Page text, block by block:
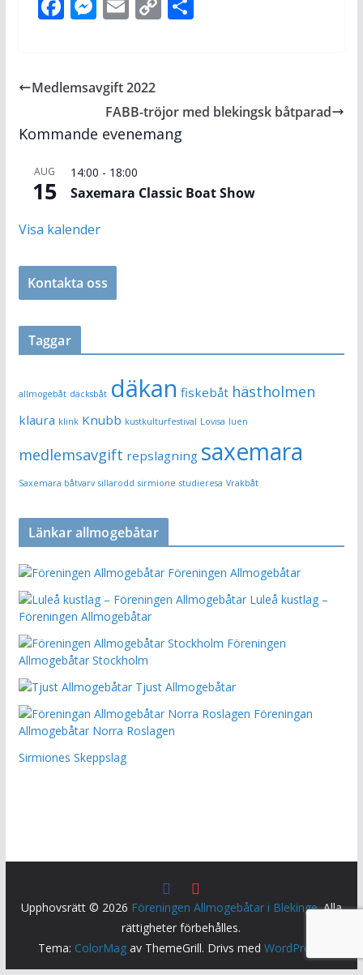
b
o
k
e
n
g
er
l
Li
n
Medlemsavgift 2022
FABB-tröjor med blekingsk båtparad
Kommande evenemang
AUG
15
14:00 - 18:00
Saxemara Classic Boat Show
Visa kalender
Kontakta oss
Taggar
allmogebåt däcksbåt däkan fiskebåt hästholmen
klaura klink Knubb kustkulturfestival Lovisa luen
medlemsavgift repslagning saxemara
Saxemara båtvarv sillarodd sirmione studieresa Vrakbåt
Länkar allmogebåtar
Föreningen Allmogebåtar
Luleå kustlag –
Föreningen Allmogebåtar
Föreningen
Allmogebåtar Stockholm
Tjust Allmogebåtar
Föreningan
Allmogebåtar Norra Roslagen
Sirmiones Skeppslag
Upphovsrätt © 2026 Föreningen Allmogebåtar i Blekinge. Alla
rättigheter förbehålles.
Tema: ColorMag av ThemeGrill. Drivs medWordPress